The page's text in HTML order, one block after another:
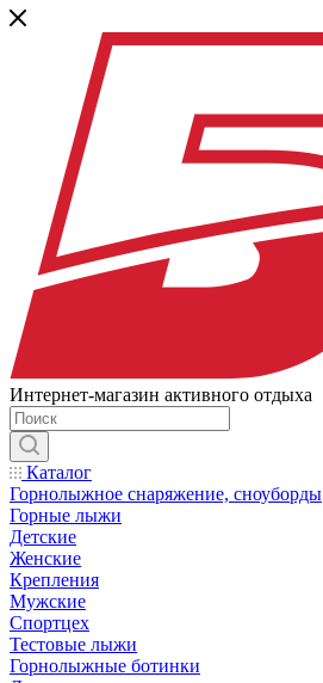
Интернет-магазин активного отдыха
Каталог
Горнолыжное снаряжение, сноуборды
Горные лыжи
Детские
Женские
Крепления
Мужские
Спортцех
Тестовые лыжи
Горнолыжные ботинки